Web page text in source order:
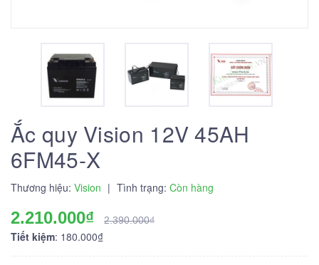
Ắc quy Vision 12V 45AH
6FM45-X
Thương hiệu: Vision | Tình trạng: Còn hàng
2.210.000₫ 2.390.000₫
Tiết kiệm: 180.000₫